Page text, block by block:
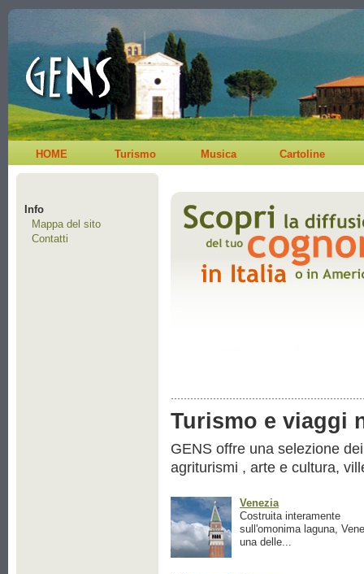
HOME Turismo Musica Cartoline
Info
Mappa del sito
Contatti
Turismo e viaggi
GENS offre una selezione
agriturismi , arte e cultura,
Venezia
Costruita interamente
sull'omonima laguna,
una delle...